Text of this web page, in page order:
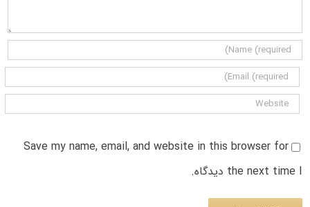
Save my name, email, and website in this browser for
the next time I دیدگاه.